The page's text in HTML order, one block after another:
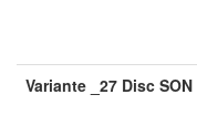
Variante _27 Disc SON